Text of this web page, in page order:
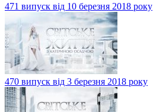
471 випуск від 10 березня 2018 року
470 випуск від 3 березня 2018 року